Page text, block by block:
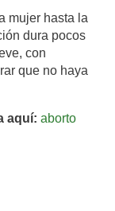
mujer hasta la
dura pocos
con
que no haya
aquí: aborto